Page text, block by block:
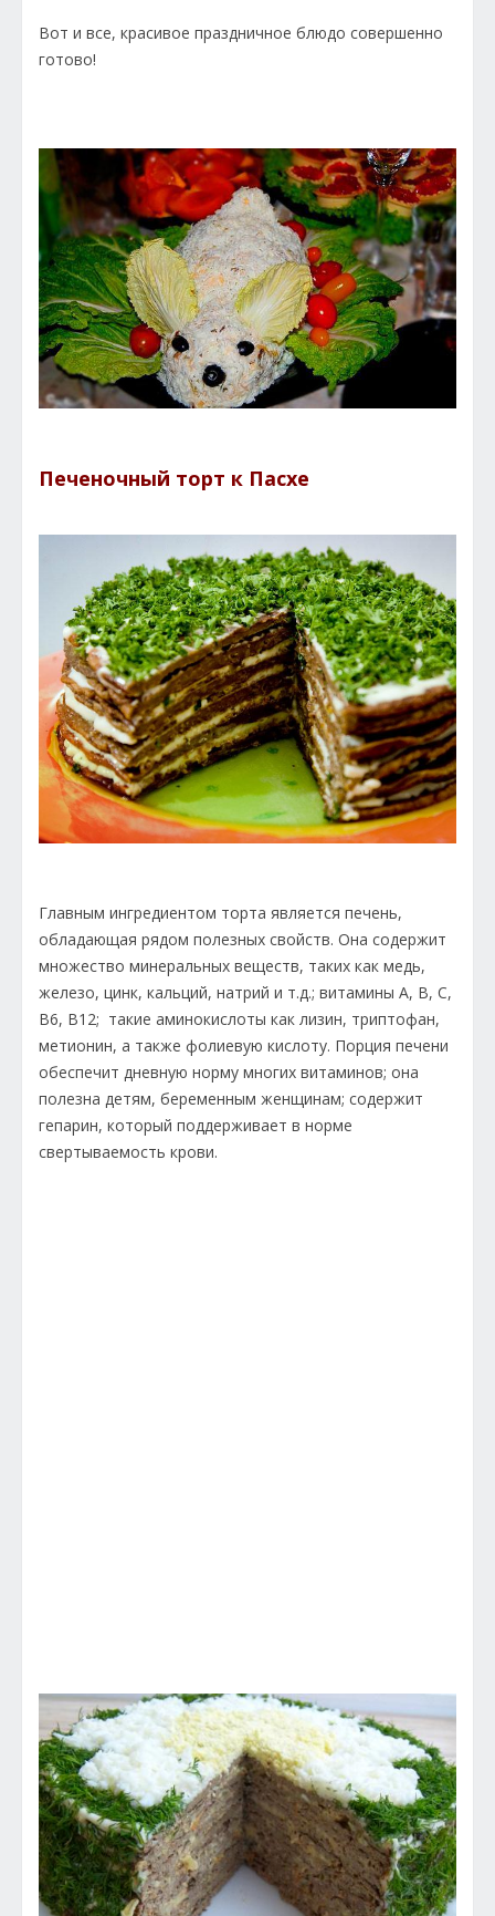
Вот и все, красивое праздничное блюдо совершенно
готово!
Печеночный торт к Пасхе
Главным ингредиентом торта является печень,
обладающая рядом полезных свойств. Она содержит
множество минеральных веществ, таких как медь,
железо, цинк, кальций, натрий и т.д.; витамины А, В, С,
В6, В12; такие аминокислоты как лизин, триптофан,
метионин, а также фолиевую кислоту. Порция печени
обеспечит дневную норму многих витаминов; она
полезна детям, беременным женщинам; содержит
гепарин, который поддерживает в норме
свертываемость крови.